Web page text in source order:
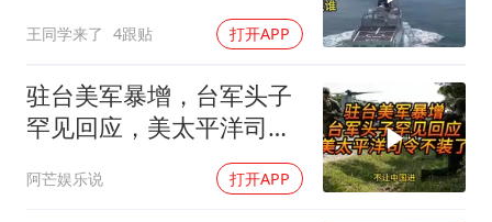
王同学来了 4跟贴 打开APP
驻台美军暴增，台军头子
罕见回应，美太平洋司令
阿芒娱乐说 打开APP